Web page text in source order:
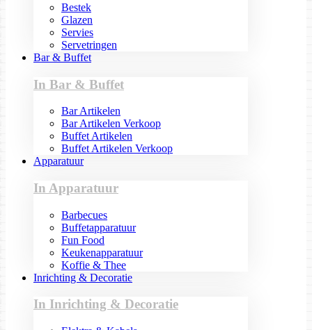
Bestek
Glazen
Servies
Servetringen
Bar & Buffet
In Bar & Buffet
Bar Artikelen
Bar Artikelen Verkoop
Buffet Artikelen
Buffet Artikelen Verkoop
Apparatuur
In Apparatuur
Barbecues
Buffetapparatuur
Fun Food
Keukenapparatuur
Koffie & Thee
Inrichting & Decoratie
In Inrichting & Decoratie